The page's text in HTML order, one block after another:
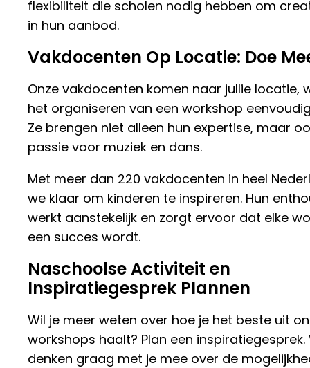
flexibiliteit die scholen nodig hebben om
in hun aanbod.
Vakdocenten Op Locatie: Doe
Onze vakdocenten komen naar jullie locatie,
het organiseren van een workshop
Ze brengen niet alleen hun expertise, maar
passie voor muziek en dans.
Met meer dan 220 vakdocenten in heel
we klaar om kinderen te inspireren. Hun
werkt aanstekelijk en zorgt ervoor dat elke
een succes wordt.
Naschoolse Activiteit en
Inspiratiegesprek Plannen
Wil je meer weten over hoe je het beste uit
workshops haalt? Plan een inspiratiegesprek.
denken graag met je mee over de